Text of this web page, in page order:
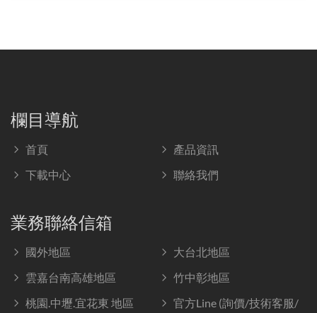
欄目導航
首頁
產品資訊
下載中心
聯絡我們
業務聯絡信箱
國外地區
大台北地區
雲嘉台南高雄地區
竹中彰地區
桃園.中壢.宜花東 地區
官方Line (詢價/技術客服/